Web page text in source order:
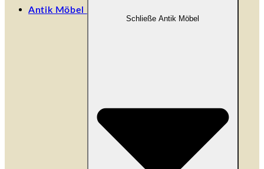
Antik Möbel
Schließe Antik Möbel